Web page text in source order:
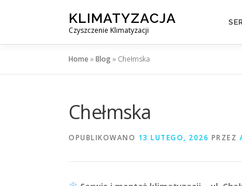
KLIMATYZACJA
Czyszczenie Klimatyzacji
Home»Blog» Chełmska
Chełmska
OPUBLIKOWANO 13 LUTEGO, 2026 PRZEZ